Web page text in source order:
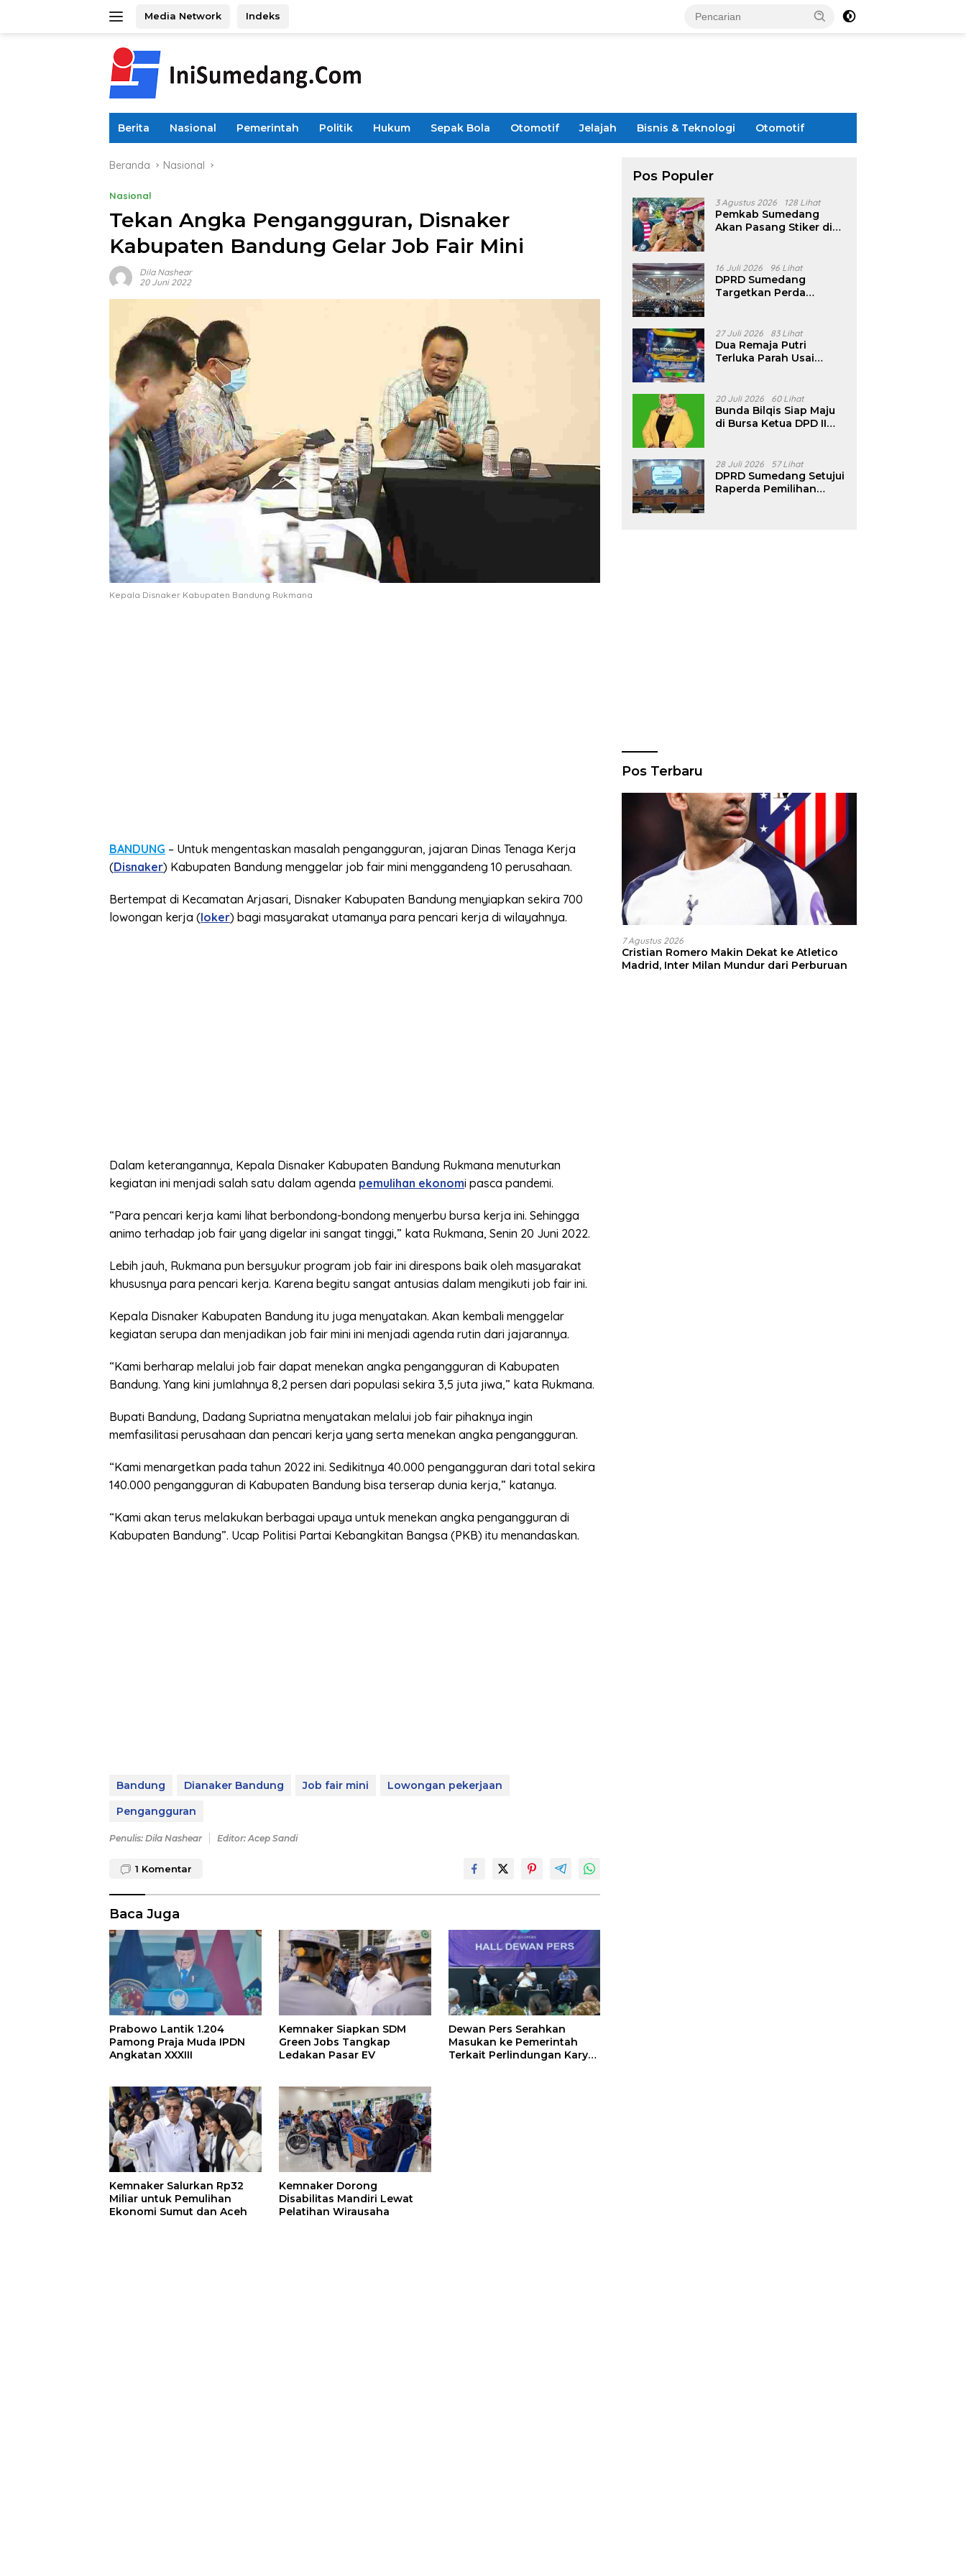
Media Network Indeks
Berita Nasional Pemerintah Politik Hukum Sepak Bola Otomotif Jelajah Bisnis & Teknologi Otomotif
Beranda Nasional
Nasional
Tekan Angka Pengangguran, Disnaker
Kabupaten Bandung Gelar Job Fair Mini
Dila Nashear
20 Juni 2022
Kepala Disnaker Kabupaten Bandung Rukmana
BANDUNG – Untuk mengentaskan masalah pengangguran, jajaran Dinas Tenaga Kerja
(Disnaker) Kabupaten Bandung menggelar job fair mini menggandeng 10 perusahaan.
Bertempat di Kecamatan Arjasari, Disnaker Kabupaten Bandung menyiapkan sekira 700
lowongan kerja (loker) bagi masyarakat utamanya para pencari kerja di wilayahnya.
Dalam keterangannya, Kepala Disnaker Kabupaten Bandung Rukmana menuturkan
kegiatan ini menjadi salah satu dalam agenda pemulihan ekonomi pasca pandemi.
“Para pencari kerja kami lihat berbondong-bondong menyerbu bursa kerja ini. Sehingga
animo terhadap job fair yang digelar ini sangat tinggi,” kata Rukmana, Senin 20 Juni 2022.
Lebih jauh, Rukmana pun bersyukur program job fair ini direspons baik oleh masyarakat
khususnya para pencari kerja. Karena begitu sangat antusias dalam mengikuti job fair ini.
Kepala Disnaker Kabupaten Bandung itu juga menyatakan. Akan kembali menggelar
kegiatan serupa dan menjadikan job fair mini ini menjadi agenda rutin dari jajarannya.
“Kami berharap melalui job fair dapat menekan angka pengangguran di Kabupaten
Bandung. Yang kini jumlahnya 8,2 persen dari populasi sekira 3,5 juta jiwa,” kata Rukmana.
Bupati Bandung, Dadang Supriatna menyatakan melalui job fair pihaknya ingin
memfasilitasi perusahaan dan pencari kerja yang serta menekan angka pengangguran.
“Kami menargetkan pada tahun 2022 ini. Sedikitnya 40.000 pengangguran dari total sekira
140.000 pengangguran di Kabupaten Bandung bisa terserap dunia kerja,” katanya.
“Kami akan terus melakukan berbagai upaya untuk menekan angka pengangguran di
Kabupaten Bandung”. Ucap Politisi Partai Kebangkitan Bangsa (PKB) itu menandaskan.
Bandung Dianaker Bandung Job fair mini
Lowongan pekerjaan
Pengangguran
Penulis: Dila Nashear Editor: Acep Sandi
1 Komentar
Baca Juga
Prabowo Lantik 1.204
Pamong Praja Muda IPDN
Angkatan XXXIII
Kemnaker Siapkan SDM
Green Jobs Tangkap
Ledakan Pasar EV
Dewan Pers Serahkan
Masukan ke Pemerintah
Terkait Perlindungan Karya
Kemnaker Salurkan Rp32
Miliar untuk Pemulihan
Ekonomi Sumut dan Aceh
Kemnaker Dorong
Disabilitas Mandiri Lewat
Pelatihan Wirausaha
Pos Populer
3 Agustus 2026 128 Lihat
Pemkab Sumedang
Akan Pasang Stiker di
16 Juli 2026 96 Lihat
DPRD Sumedang
Targetkan Perda
Pencalonan Diperjelas
27 Juli 2026 83 Lihat
Dua Remaja Putri
Terluka Parah Usai
Tanjungsari Sumedang
20 Juli 2026 60 Lihat
Bunda Bilqis Siap Maju
di Bursa Ketua DPD II
28 Juli 2026 57 Lihat
DPRD Sumedang Setujui
Raperda Pemilihan
Pos Terbaru
7 Agustus 2026
Cristian Romero Makin Dekat ke Atletico
Madrid, Inter Milan Mundur dari Perburuan